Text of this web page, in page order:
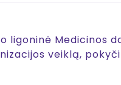
ligoninė
veiklą,